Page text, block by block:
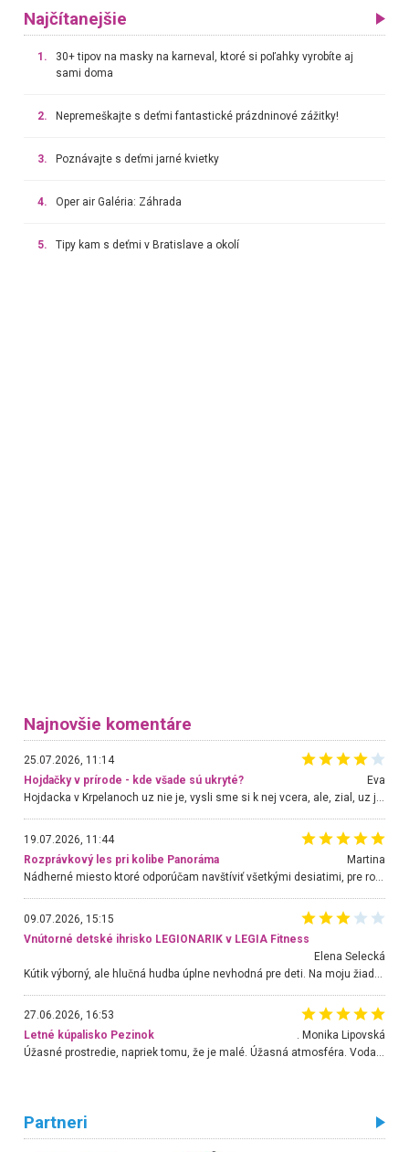
Najčítanejšie
1.
30+ tipov na masky na karneval, ktoré si poľahky vyrobíte aj
sami doma
2. Nepremeškajte s deťmi fantastické prázdninové zážitky!
3. Poznávajte s deťmi jarné kvietky
4. Oper air Galéria: Záhrada
5. Tipy kam s deťmi v Bratislave a okolí
Najnovšie komentáre
25.07.2026, 11:14
Hojdačky v prírode - kde všade sú ukryté?
Eva
Hojdacka v Krpelanoch uz nie je, vysli sme si k nej vcera, ale, zial, uz je znicena. Ak sem planujete cestu len kvoli hojdacke, mozete si ju usetrit. Krasny vyhlad je tu vsak aj bez hojdacky :-)
19.07.2026, 11:44
Rozprávkový les pri kolibe Panoráma
Martina
Nádherné miesto ktoré odporúčam navštíviť všetkými desiatimi, pre rodiny s deťmi, dôchodcom... Proste a jednoducho ozaj rozprávkový les.. určite ešte prídeme. Odniesli sme si na pamiatku krásne tričká,
09.07.2026, 15:15
Vnútorné detské ihrisko LEGIONARIK v LEGIA Fitness
Elena Selecká
27.06.2026, 16:53
Letné kúpalisko Pezinok
. Monika Lipovská
Úžasné prostredie, napriek tomu, že je malé. Úžasná atmosféra. Voda fantastická a nádherná. Ľudí je pomerne veľa, ale su mili a ohľaduplní. Je veľmi zaujímavé sledovať, ako dokážu spolu športovať cudzí ľudia a bez ohľadu na vek. Vládne tu pohoda. Vnuka neviem dostať z vody. Ďakujem za krásny deň . Urcite sa sem vrátim. Jediný problém je s parkovaním, ale aj ten sa mi podarilo vyriešiť. Monika Bratislava
Partneri